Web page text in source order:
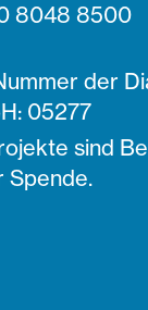
8048 8500
der
05277
sind
Spende.